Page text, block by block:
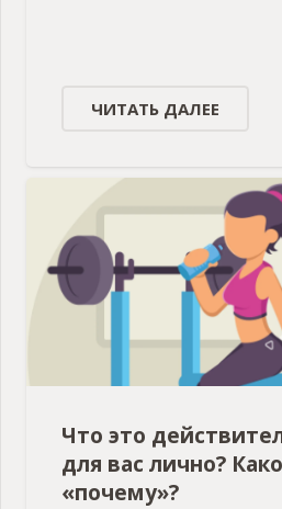
ЧИТАТЬ ДАЛЕЕ
Что это
для вас лично?
«почему»?